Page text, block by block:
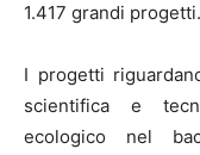
1.417 grandi progetti.
I progetti
scientifica e
ecologico nel